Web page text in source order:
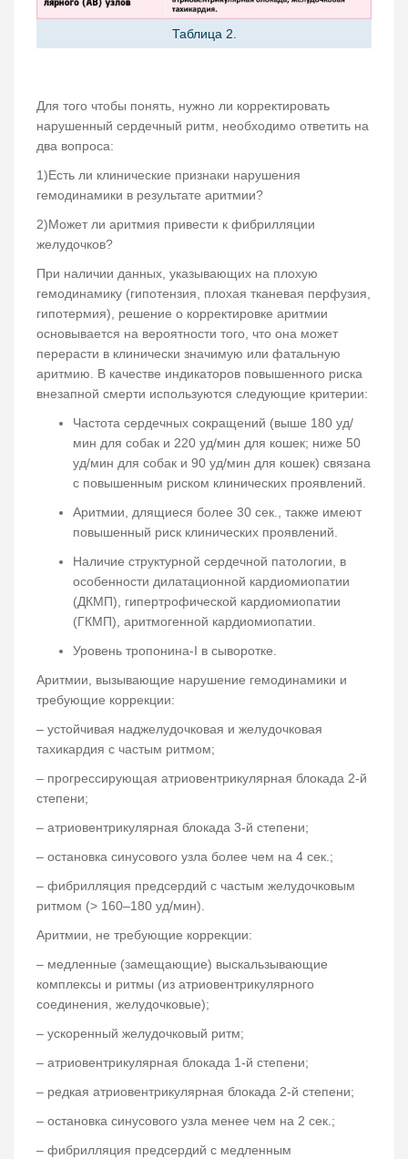
Таблица 2.
Для того чтобы понять, нужно ли корректировать
нарушенный сердечный ритм, необходимо ответить на
два вопроса:
1)Есть ли клинические признаки нарушения
гемодинамики в результате аритмии?
2)Может ли аритмия привести к фибрилляции
желудочков?
При наличии данных, указывающих на плохую
гемодинамику (гипотензия, плохая тканевая перфузия,
гипотермия), решение о корректировке аритмии
основывается на вероятности того, что она может
перерасти в клинически значимую или фатальную
аритмию. В качестве индикаторов повышенного риска
внезапной смерти используются следующие критерии:
Частота сердечных сокращений (выше 180 уд/
мин для собак и 220 уд/мин для кошек; ниже 50
уд/мин для собак и 90 уд/мин для кошек) связана
с повышенным риском клинических проявлений.
Аритмии, длящиеся более 30 сек., также имеют
повышенный риск клинических проявлений.
Наличие структурной сердечной патологии, в
особенности дилатационной кардиомиопатии
(ДКМП), гипертрофической кардиомиопатии
(ГКМП), аритмогенной кардиомиопатии.
Уровень тропонина-I в сыворотке.
Аритмии, вызывающие нарушение гемодинамики и
требующие коррекции:
– устойчивая наджелудочковая и желудочковая
тахикардия с частым ритмом;
– прогрессирующая атриовентрикулярная блокада 2-й
степени;
– атриовентрикулярная блокада 3-й степени;
– остановка синусового узла более чем на 4 сек.;
– фибрилляция предсердий с частым желудочковым
ритмом (˃ 160–180 уд/мин).
Аритмии, не требующие коррекции:
– медленные (замещающие) выскальзывающие
комплексы и ритмы (из атриовентрикулярного
соединения, желудочковые);
– ускоренный желудочковый ритм;
– атриовентрикулярная блокада 1-й степени;
– редкая атриовентрикулярная блокада 2-й степени;
– остановка синусового узла менее чем на 2 сек.;
– фибрилляция предсердий с медленным